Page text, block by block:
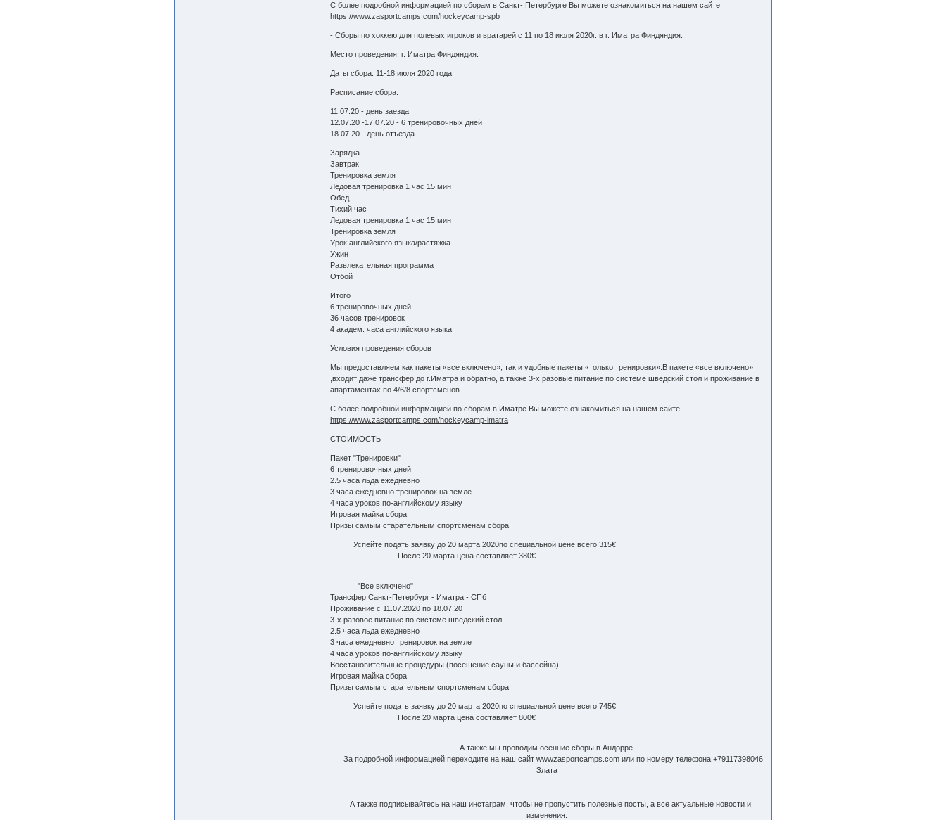
С более подробной информацией по сборам в Санкт- Петербурге Вы можете ознакомиться на нашем сайте
https://www.zasportcamps.com/hockeycamp-spb
- Сборы по хоккею для полевых игроков и вратарей с 11 по 18 июля 2020г. в г. Иматра Финдяндия.
Место проведения: г. Иматра Финдяндия.
Даты сбора: 11-18 июля 2020 года
Расписание сбора:
11.07.20 - день заезда
12.07.20 -17.07.20 - 6 тренировочных дней
18.07.20 - день отъезда
Зарядка
Завтрак
Тренировка земля
Ледовая тренировка 1 час 15 мин
Обед
Тихий час
Ледовая тренировка 1 час 15 мин
Тренировка земля
Урок английского языка/растяжка
Ужин
Развлекательная программа
Отбой
Итого
6 тренировочных дней
36 часов тренировок
4 академ. часа английского языка
Условия проведения сборов
Мы предоставляем как пакеты «все включено», так и удобные пакеты «только тренировки».В пакете «все включено»
,входит даже трансфер до г.Иматра и обратно, а также 3-х разовые питание по системе шведский стол и проживание в
апартаментах по 4/6/8 спортсменов.
С более подробной информацией по сборам в Иматре Вы можете ознакомиться на нашем сайте
https://www.zasportcamps.com/hockeycamp-imatra
СТОИМОСТЬ
Пакет "Тренировки"
6 тренировочных дней
2.5 часа льда ежедневно
3 часа ежедневно тренировок на земле
4 часа уроков по-английскому языку
Игровая майка сбора
Призы самым старательным спортсменам сбора
Успейте подать заявку до 20 марта 2020по специальной цене всего 315€​
После 20 марта цена составляет 380€
"Все включено"
Трансфер Санкт-Петербург - Иматра - СПб
Проживание с 11.07.2020 по 18.07.20
​3-х разовое питание по системе шведский стол
2.5 часа льда ежедневно
3 часа ежедневно тренировок на земле
4 часа уроков по-английскому языку
Восстановительные процедуры (посещение сауны и бассейна)
Игровая майка сбора
Призы самым старательным спортсменам сбора
Успейте подать заявку до 20 марта 2020по специальной цене всего 745€
После 20 марта цена составляет 800€
А также мы проводим осенние сборы в Андорре.
За подробной информацией переходите на наш сайт wwwzasportcamps.com или по номеру телефона +79117398046
Злата
А также подписывайтесь на наш инстаграм, чтобы не пропустить полезные посты, а все актуальные новости и
изменения.